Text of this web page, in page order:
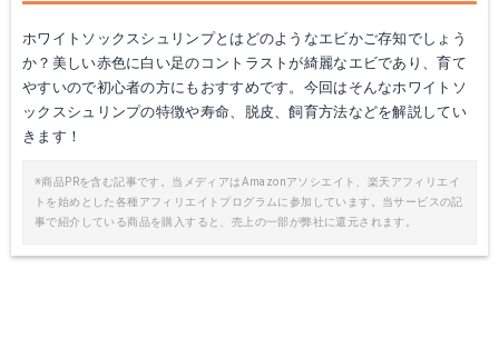
ホワイトソックスシュリンプとはどのようなエビかご存知でしょう
か？美しい赤色に白い足のコントラストが綺麗なエビであり、育て
やすいので初心者の方にもおすすめです。今回はそんなホワイトソ
ックスシュリンプの特徴や寿命、脱皮、飼育方法などを解説してい
きます！
※商品PRを含む記事です。当メディアはAmazonアソシエイト、楽天アフィリエイ
トを始めとした各種アフィリエイトプログラムに参加しています。当サービスの記
事で紹介している商品を購入すると、売上の一部が弊社に還元されます。
Amazonで詳細を見る
楽天で詳細を見る